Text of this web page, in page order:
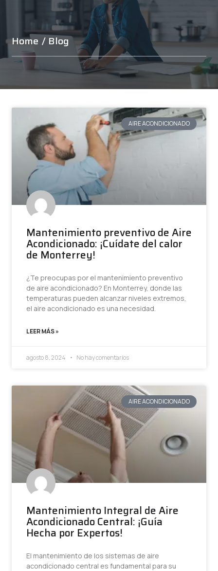
Home / Blog
AIRE ACONDICIONADO
Mantenimiento preventivo de Aire
Acondicionado: ¡Cuídate del calor
de Monterrey!
¿Te preocupas por el mantenimiento preventivo
de aire acondicionado? En Monterrey, donde las
temperaturas pueden alcanzar niveles extremos,
el aire acondicionado es una necesidad.
LEER MÁS »
agosto 8, 2024 No hay comentarios
AIRE ACONDICIONADO
Mantenimiento Integral de Aire
Acondicionado Central: ¡Guía
Hecha por Expertos!
El mantenimiento de los sistemas de aire
acondicionado central es fundamental para su